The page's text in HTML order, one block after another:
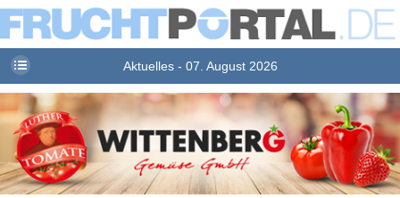
Aktuelles - 07. August 2026